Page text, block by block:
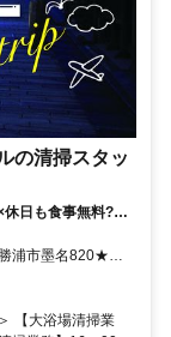
清掃スタッ
日も食事無料?／
談ください。
【大浴場清掃業